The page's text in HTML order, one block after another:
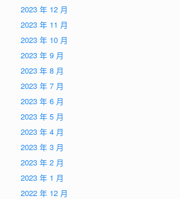
2023 年 12 月
2023 年 11 月
2023 年 10 月
2023 年 9 月
2023 年 8 月
2023 年 7 月
2023 年 6 月
2023 年 5 月
2023 年 4 月
2023 年 3 月
2023 年 2 月
2023 年 1 月
2022 年 12 月